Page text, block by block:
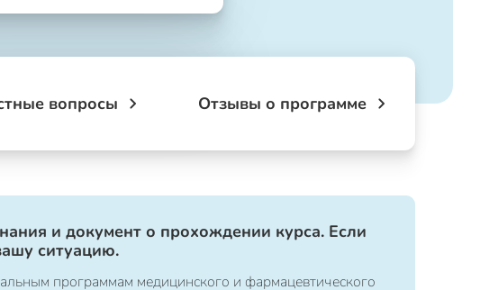
вопросы Отзывы о программе
и документ о прохождении курса. Если
ситуацию.
программам медицинского и фармацевтического